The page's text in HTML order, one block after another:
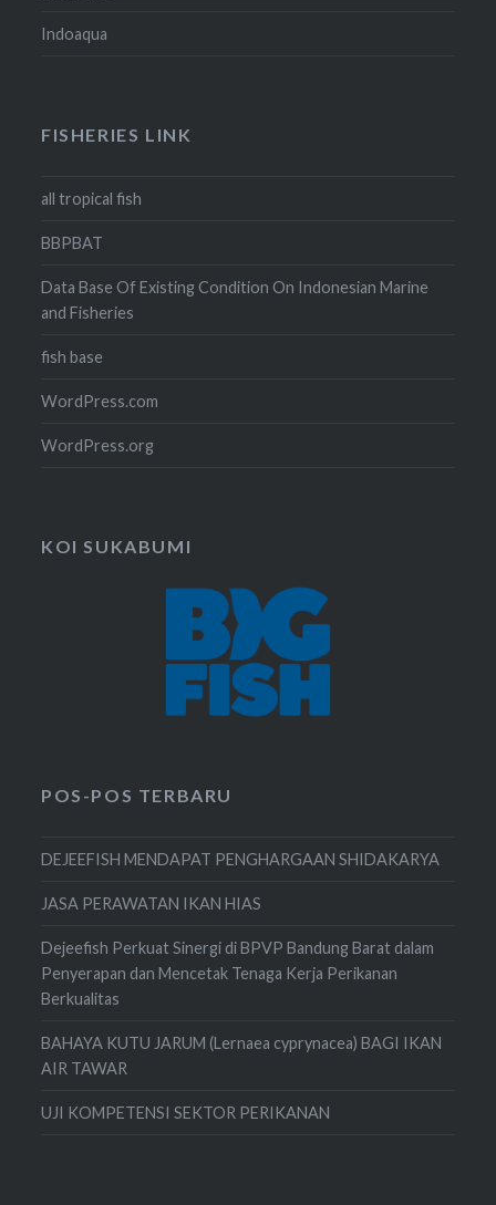
Indoaqua
FISHERIES LINK
all tropical fish
BBPBAT
Data Base Of Existing Condition On Indonesian Marine
and Fisheries
fish base
WordPress.com
WordPress.org
KOI SUKABUMI
POS-POS TERBARU
DEJEEFISH MENDAPAT PENGHARGAAN SHIDAKARYA
JASA PERAWATAN IKAN HIAS
Dejeefish Perkuat Sinergi di BPVP Bandung Barat dalam
Penyerapan dan Mencetak Tenaga Kerja Perikanan
Berkualitas
BAHAYA KUTU JARUM (Lernaea cyprynacea) BAGI IKAN
AIR TAWAR
UJI KOMPETENSI SEKTOR PERIKANAN